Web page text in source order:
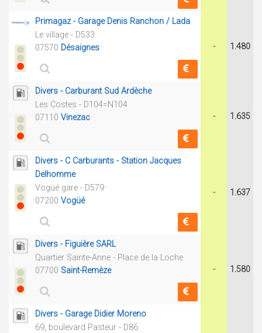
Primagaz - Garage Denis Ranchon / Lada
Le village - D533
07570 Désaignes - 1.480
Divers - Carburant Sud Ardèche
Les Costes - D104=N104
07110 Vinezac - 1.635
Divers - C Carburants - Station Jacques
Delhomme
Vogüé gare - D579
07200 Vogüé
- 1.637
Divers - Figuière SARL
Quartier Sainte-Anne - Place de la Loche
07700 Saint-Remèze - 1.580
Divers - Garage Didier Moreno
69, boulevard Pasteur - D86